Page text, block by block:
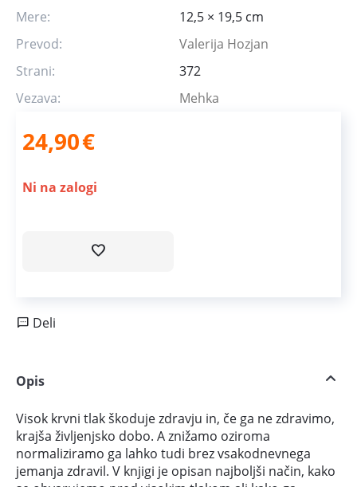
Mere:
12,5 × 19,5 cm
Prevod:
Valerija Hozjan
Strani:
372
Vezava:
Mehka
24,90€
Ni na zalogi
Deli
Opis
Visok krvni tlak škoduje zdravju in, če ga ne zdravimo,
krajša življenjsko dobo. A znižamo oziroma
normaliziramo ga lahko tudi brez vsakodnevnega
jemanja zdravil. V knjigi je opisan najboljši način, kako